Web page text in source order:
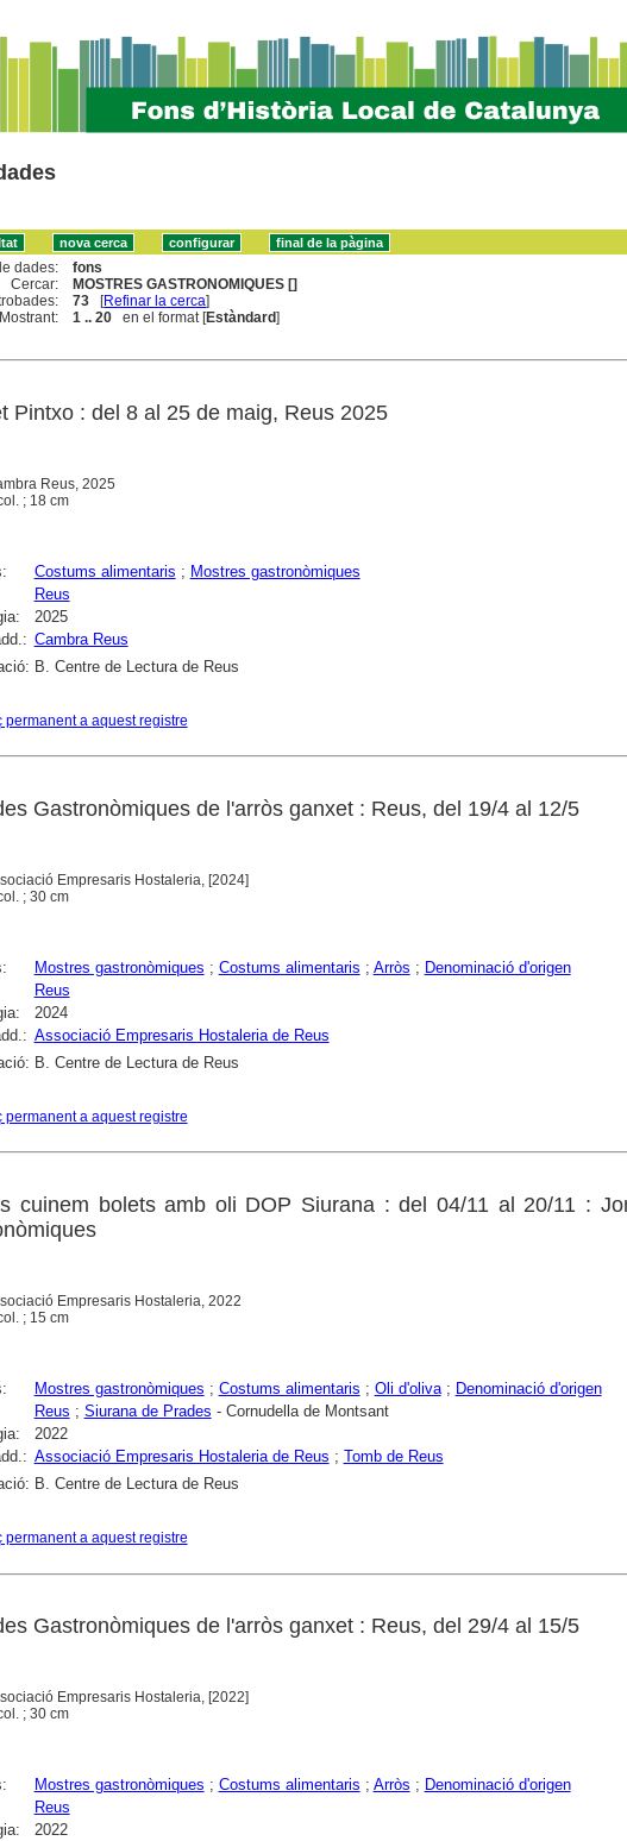
dades:
fons
Cercar:
MOSTRES GASTRONOMIQUES []
73 [Refinar la cerca]
Mostrant:
1 .. 20 en el format [Estàndard]
Pintxo : del 8 al 25 de maig, Reus 2025
Reus, 2025
; 18 cm
Costums alimentaris ; Mostres gastronòmiques
Reus
2025
Cambra Reus
B. Centre de Lectura de Reus
permanent a aquest registre
Gastronòmiques de l'arròs ganxet : Reus, del 19/4 al 12/5
Empresaris Hostaleria, [2024]
; 30 cm
Mostres gastronòmiques ; Costums alimentaris ; Arròs ; Denominació d'origen
Reus
2024
Associació Empresaris Hostaleria de Reus
B. Centre de Lectura de Reus
permanent a aquest registre
cuinem bolets amb oli DOP Siurana : del 04/11 al 20/11 :
Empresaris Hostaleria, 2022
; 15 cm
Mostres gastronòmiques ; Costums alimentaris ; Oli d'oliva; Denominació d'origen
Reus ; Siurana de Prades - Cornudella de Montsant
2022
Associació Empresaris Hostaleria de Reus ; Tomb de Reus
B. Centre de Lectura de Reus
permanent a aquest registre
Gastronòmiques de l'arròs ganxet : Reus, del 29/4 al 15/5
Empresaris Hostaleria, [2022]
; 30 cm
Mostres gastronòmiques ; Costums alimentaris ; Arròs ; Denominació d'origen
Reus
2022